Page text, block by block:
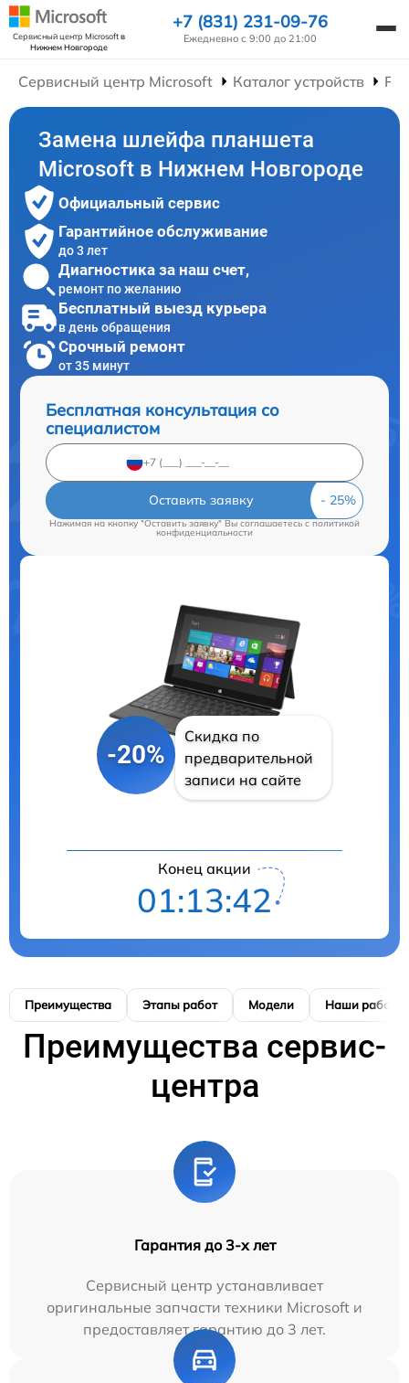
Сервисный центр Microsoftв
Нижнем Новгороде
+7 (831) 231-09-76
Ежедневно с 9:00 до 21:00
Сервисный центр Microsoft Каталог устройств
Замена шлейфа планшета
Microsoft в Нижнем Новгороде
Официальный сервис
Гарантийное обслуживание
до 3 лет
Диагностика за наш счет,
ремонт по желанию
Бесплатный выезд курьера
в день обращения
Срочный ремонт
от 35 минут
Бесплатная консультация со
специалистом
Оставить заявку
Нажимая на кнопку "Оставить заявку" Вы соглашаетесь cполитикой
конфиденциальности
-20%
Скидка по
предварительной
записи на сайте
Конец акции
01:13:41
Преимущества Этапы работ Модели Наши работы
Преимущества сервис-
центра
Гарантия до 3-х лет
Сервисный центр устанавливает
оригинальные запчасти техники Microsoft и
предоставляет гарантию до 3 лет.